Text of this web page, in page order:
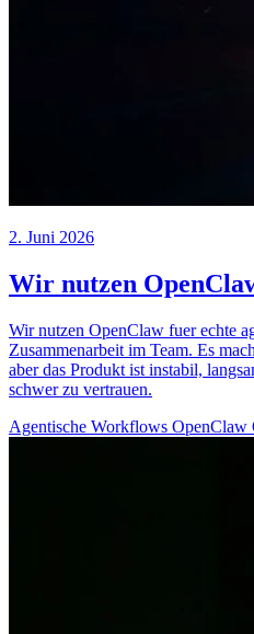
2. Juni 2026
Wir nutzen
Wir nutzen OpenClaw fuer echte
Zusammenarbeit im Team. Es
aber das Produkt ist instabil,
schwer zu vertrauen.
Agentische Workflows OpenClaw